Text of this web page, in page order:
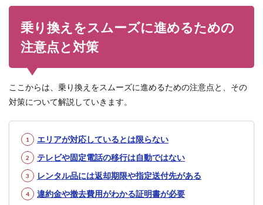
乗り換えをスムーズに進めるための
注意点と対策
ここからは、乗り換えをスムーズに進めるための注意点と、その
対策について解説していきます。
エリアが対応しているとは限らない
テレビや固定電話の移行は自動ではない
レンタル品には返却期限や指定送付先がある
違約金や撤去費用がわかる証明書が必要